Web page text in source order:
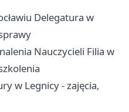
Delegatura w
Nauczycieli Filia w
w Legnicy - zajęcia,